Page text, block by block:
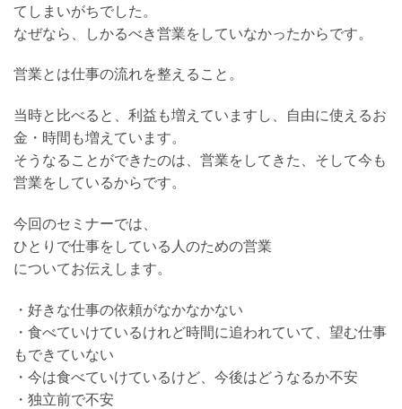
てしまいがちでした。
なぜなら、しかるべき営業をしていなかったからです。
営業とは仕事の流れを整えること。
当時と比べると、利益も増えていますし、自由に使えるお
金・時間も増えています。
そうなることができたのは、営業をしてきた、そして今も
営業をしているからです。
今回のセミナーでは、
ひとりで仕事をしている人のための営業
についてお伝えします。
・好きな仕事の依頼がなかなかない
・食べていけているけれど時間に追われていて、望む仕事
もできていない
・今は食べていけているけど、今後はどうなるか不安
・独立前で不安